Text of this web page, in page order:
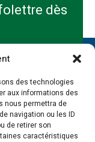
des technologies
aux informations des
nous permettra de
navigation ou les ID
de retirer son
caractéristiques
dès